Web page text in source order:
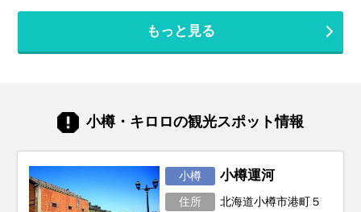
底解説！この記事を読んで、子連れ旅行の
不安を解消し、家族みんなの笑顔があふれ
る北海道旅行を実現しましょう♪
内の美味しいものが全て集まる巨大なショ
ッピングモールのような場所。しかし、あ
迷ってしまうことも。 そこで今回は、新千
歳空港や北海道観光で購入できるお土産・
鮮、ご飯もお酒も進む絶品グルメまで、人
気アイテムをランキング形式やカテゴリ別
にお届けします。
もっと見る
小樽・キロロの観光スポット情報
小樽 小樽運河
住所 北海道小樽市港町５